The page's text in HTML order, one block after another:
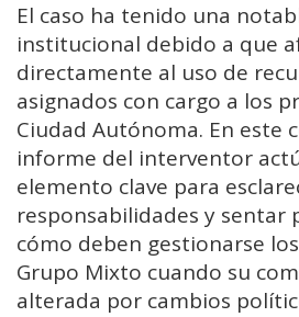
El caso ha tenido una
institucional debido a que
directamente al uso de
asignados con cargo a los
Ciudad Autónoma. En este
informe del interventor
elemento clave para
responsabilidades y sentar
cómo deben gestionarse
Grupo Mixto cuando su
alterada por cambios